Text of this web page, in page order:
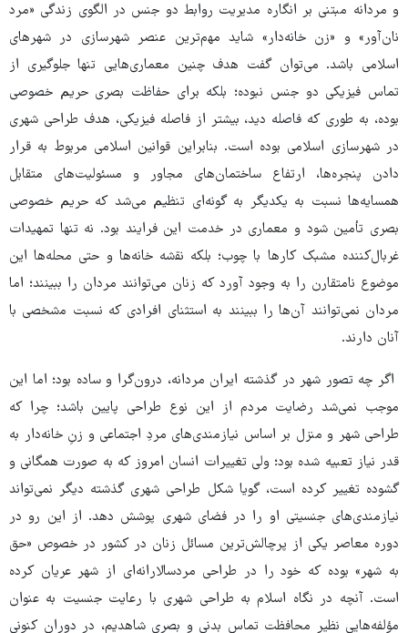
و ﻣﺮداﻧﻪ مبتنی بر انگاره مدیریت روابط دو جنس در الگوی زندگی «مرد
نان‌آور» و «زن خانه‌دار» ﺷﺎﯾﺪ ﻣﻬم‌ترﯾﻦ ﻋﻨﺼﺮ ﺷﻬﺮﺳﺎزی در ﺷﻬﺮﻫﺎی
اﺳﻼمی ﺑﺎﺷﺪ. می‌توان گفت ﻫﺪف چنین معماری‌هایی ﺗﻨﻬﺎ ﺟﻠﻮگیری از
ﺗﻤﺎس فیزیکی دو جنس نبوده؛ بلکه ﺑﺮای ﺣﻔﺎﻇﺖ ﺑﺼﺮی ﺣﺮﯾﻢ ﺧﺼﻮصی
ﺑﻮده، به طوری که ﻓﺎﺻﻠﻪ دﯾﺪ، ﺑﯿﺸﺘﺮ از ﻓﺎﺻﻠﻪ ﻓﯿﺰیکی، ﻫﺪف ﻃﺮاحی ﺷﻬﺮی
در ﺷﻬﺮﺳﺎزی اﺳﻼمی بوده اﺳﺖ. ﺑﻨﺎﺑﺮاﯾﻦ ﻗﻮاﻧﯿﻦ اﺳﻼمی ﻣﺮﺑﻮط ﺑﻪ ﻗﺮار
دادن پنجره‌ﻫﺎ، ارﺗﻔﺎع ﺳﺎﺧﺘﻤﺎنﻫﺎی ﻣﺠﺎور و ﻣﺴﺌﻮﻟﯿﺖﻫﺎی ﻣﺘﻘﺎﺑﻞ
ﻫﻤﺴﺎﯾﻪﻫﺎ ﻧﺴﺒﺖ ﺑﻪ یکدیگر ﺑﻪ گونه‌ای ﺗﻨﻈﯿﻢ میﺷﺪ که ﺣﺮﯾﻢ ﺧﺼﻮصی
ﺑﺼﺮی ﺗﺄﻣﯿﻦ ﺷﻮد و ﻣﻌﻤﺎری در ﺧﺪﻣﺖ اﯾﻦ ﻓﺮاﯾﻨﺪ ﺑﻮد. ﻧﻪ ﺗﻨﻬﺎ ﺗﻤﻬﯿﺪات
ﻏﺮﺑﺎل‌کننده مشبک کارها ﺑﺎ چوب؛ بلکه ﻧﻘشه ﺧﺎﻧﻪ‌ﻫﺎ و حتی ﻣﺤﻠﻪ‌ﻫﺎ اﯾﻦ
موضوع ﻧﺎﻣﺘﻘﺎرن را ﺑﻪ وﺟﻮد آورد که زﻧﺎن می‌ﺗﻮاﻧﻨﺪ ﻣﺮدان را ﺑﺒﯿﻨﻨﺪ؛ اﻣﺎ
ﻣﺮدان نمی‌توانند آن‌ﻫﺎ را ﺑﺒﯿﻨﻨﺪ ﺑﻪ اﺳﺘﺜﻨﺎی افرادی که ﻧﺴﺒﺖ ﻣشخصی ﺑﺎ
آﻧﺎن دارﻧﺪ.
اگر چه تصور شهر در گذشته ایران مردانه، درون‌گرا و ساده بود؛ اما این
موجب نمی‌شد رضایت مردم از این نوع طراحی پایین باشد؛ چرا که
طراحی شهر و منزل بر اساس نیازمندی‌های مردِ اجتماعی و زنِ خانه‌دار به
قدر نیاز تعبیه شده بود؛ ولی تغییرات انسان امروز که به صورت همگانی و
گشوده تغییر کرده است، گویا شکل طراحی شهری گذشته دیگر نمی‌تواند
نیازمندی‌های جنسیتی او را در فضای شهری پوشش دهد. از این رو در
دوره معاصر یکی از پرچالش‌ترین مسائل زنان در کشور در خصوص «حق
به شهر» بوده که خود را در طراحی مردسالارانه‌ای از شهر عریان کرده
است. آنچه در نگاه اسلام به طراحی شهری با رعایت جنسیت به عنوان
مؤلفه‌هایی نظیر محافظت تماس بدنی و بصری شاهدیم، در دوران کنونی